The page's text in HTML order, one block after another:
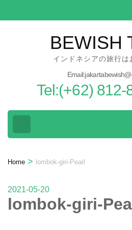
to
BEWISH
インドネシアの旅行は
Tel:(+62)
Home > lombok-giri-Pearl
2021-05-20
lombok-giri-